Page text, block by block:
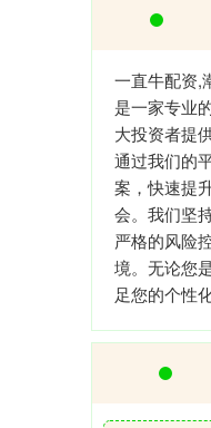
一直牛配资,
是一家专业
大投资者提
通过我们的
案，快速提
会。我们坚
严格的风险
境。无论您
足您的个性